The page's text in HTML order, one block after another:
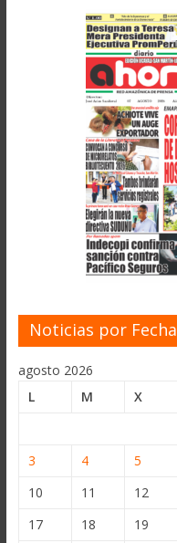
Noticias por Fecha
agosto 2026
L
M X
3
4 5
10
11 12
17
18 19